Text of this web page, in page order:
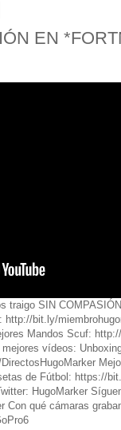
EN
traigo SIN
bit.ly/
Mandos Scuf:
vídeos:
de Fútbol: https://
HugoMarker
Con qué cámaras